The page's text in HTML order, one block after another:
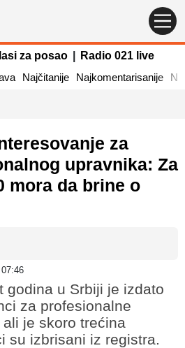
za posao
Radio 021 live
Najčitanije Najkomentarisanije
za
upravnika: Za
mora da brine o
godina u Srbiji je izdato
za profesionalne
je skoro trećina
su izbrisani iz registra.